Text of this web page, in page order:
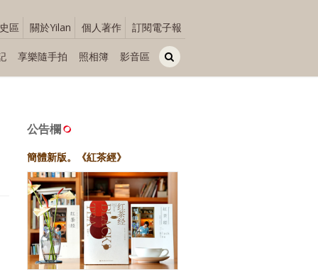
區 關於Yilan 個人著作 訂閱電子報
享樂隨手拍 照相簿 影音區
公告欄
簡體新版。《紅茶經》